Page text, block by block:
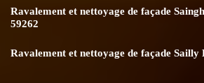
Ravalement et nettoyage de façade
59262
Ravalement et nettoyage de façade Sailly